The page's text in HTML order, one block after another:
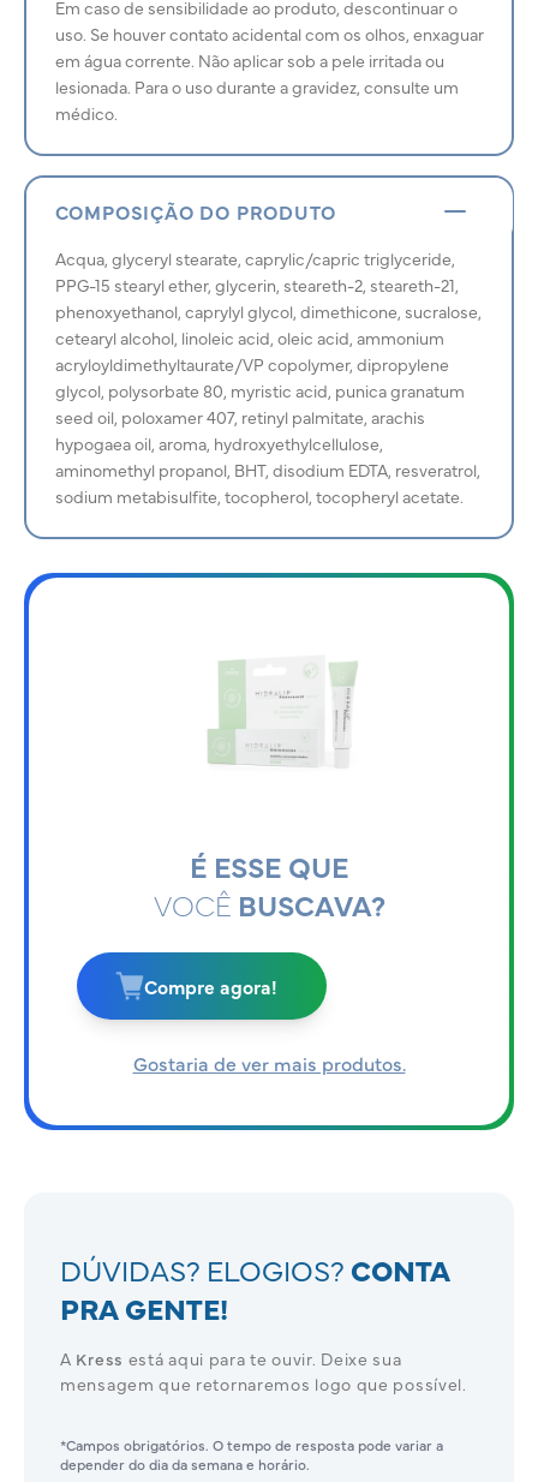
Em caso de sensibilidade ao produto, descontinuar o
uso. Se houver contato acidental com os olhos, enxaguar
em água corrente. Não aplicar sob a pele irritada ou
lesionada. Para o uso durante a gravidez, consulte um
médico.
COMPOSIÇÃO DO PRODUTO
Acqua, glyceryl stearate, caprylic/capric triglyceride,
PPG-15 stearyl ether, glycerin, steareth-2, steareth-21,
phenoxyethanol, caprylyl glycol, dimethicone, sucralose,
cetearyl alcohol, linoleic acid, oleic acid, ammonium
acryloyldimethyltaurate/VP copolymer, dipropylene
glycol, polysorbate 80, myristic acid, punica granatum
seed oil, poloxamer 407, retinyl palmitate, arachis
hypogaea oil, aroma, hydroxyethylcellulose,
aminomethyl propanol, BHT, disodium EDTA, resveratrol,
sodium metabisulfite, tocopherol, tocopheryl acetate.
É ESSE QUE
VOCÊ BUSCAVA?
Compre agora!
Gostaria de ver mais produtos.
DÚVIDAS? ELOGIOS? CONTA
PRA GENTE!
A Kress está aqui para te ouvir. Deixe sua
mensagem que retornaremos logo que possível.
*Campos obrigatórios. O tempo de resposta pode variar a
depender do dia da semana e horário.